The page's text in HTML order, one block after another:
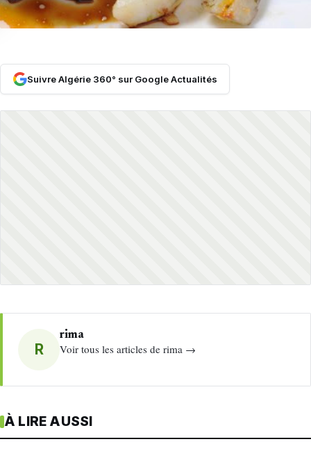
Suivre Algérie 360° sur Google Actualités
R
rima
Voir tous les articles de rima →
À LIRE AUSSI